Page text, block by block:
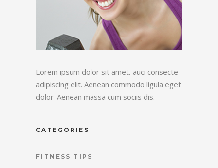
Lorem ipsum dolor sit amet, auci consecte
adipiscing elit. Aenean commodo ligula eget
dolor. Aenean massa cum sociis dis.
CATEGORIES
FITNESS TIPS